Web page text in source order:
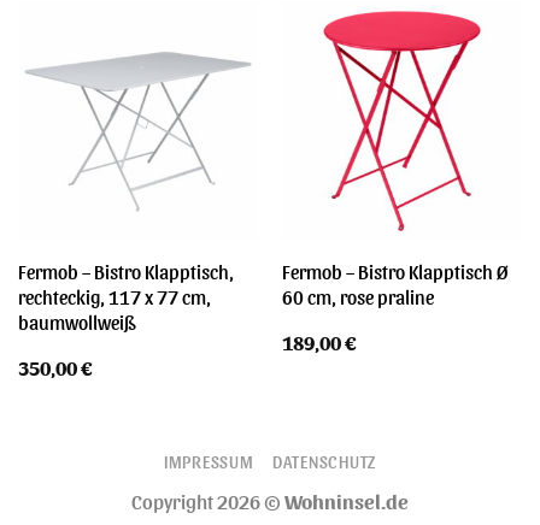
Fermob – Bistro Klapptisch,
rechteckig, 117 x 77 cm,
baumwollweiß
350,00€
Fermob – Bistro Klapptisch Ø
60 cm, rose praline
189,00€
IMPRESSUM DATENSCHUTZ
Copyright 2026 ©Wohninsel.de